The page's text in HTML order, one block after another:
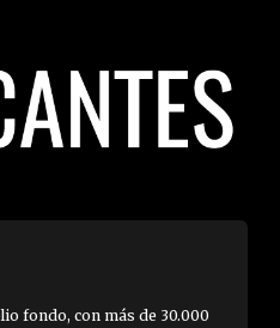
fondo, con más de 30.000